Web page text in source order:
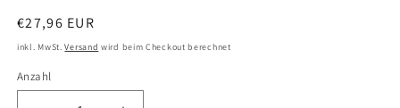
Normaler
Preis
€27,96 EUR
inkl. MwSt.Versand wird beim Checkout berechnet
Anzahl